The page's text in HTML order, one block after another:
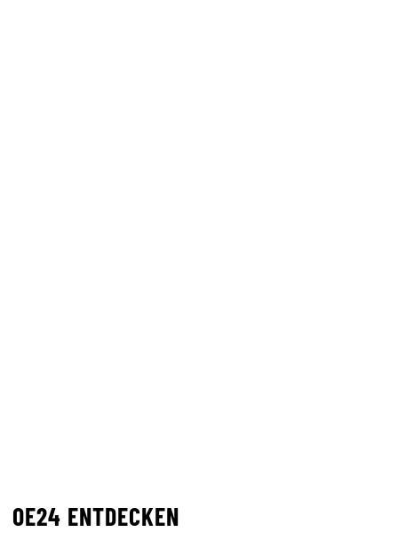
OE24 ENTDECKEN